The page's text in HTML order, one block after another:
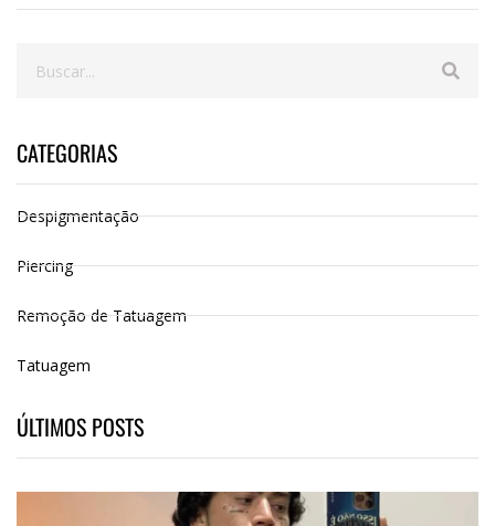
CATEGORIAS
Despigmentação
Piercing
Remoção de Tatuagem
Tatuagem
ÚLTIMOS POSTS